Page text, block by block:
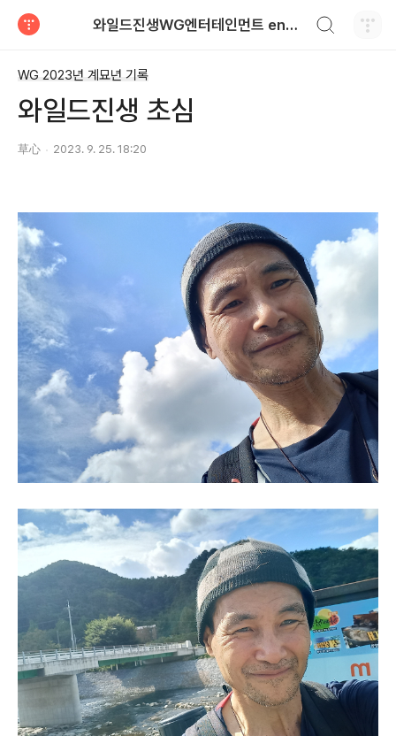
와일드진생WG엔터테인먼트 entertainment
WG 2023년 계묘년 기록
와일드진생 초심
草心 2023. 9. 25. 18:20